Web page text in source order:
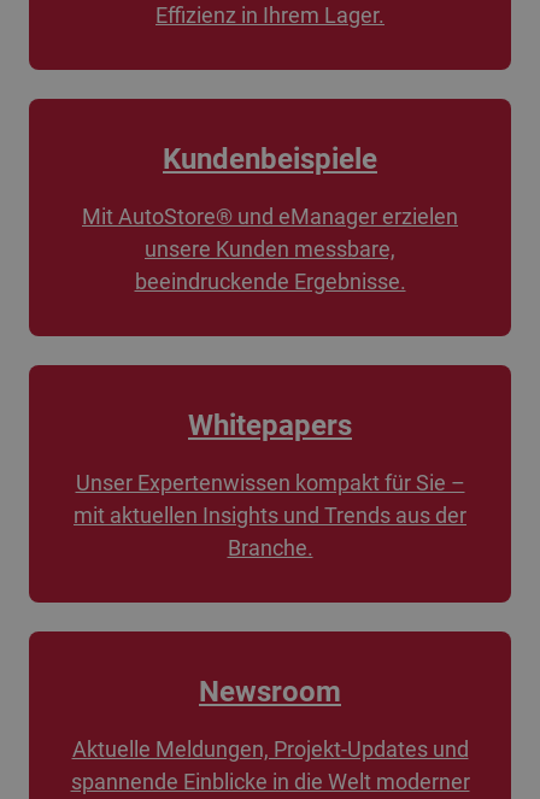
Effizienz in Ihrem Lager.
Kundenbeispiele
Mit AutoStore® und eManager erzielen
unsere Kunden messbare,
beeindruckende Ergebnisse.
Whitepapers
Unser Expertenwissen kompakt für Sie –
mit aktuellen Insights und Trends aus der
Branche.
Newsroom
Aktuelle Meldungen, Projekt-Updates und
spannende Einblicke in die Welt moderner